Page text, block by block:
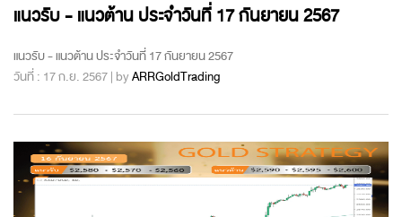
แนวรับ - แนวต้าน ประจำวันที่ 17 กันยายน 2567
แนวรับ - แนวต้าน ประจำวันที่ 17 กันยายน 2567
วันที่ : 17 ก.ย. 2567 | byARRGoldTrading